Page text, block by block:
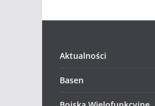
Aktualności
Basen